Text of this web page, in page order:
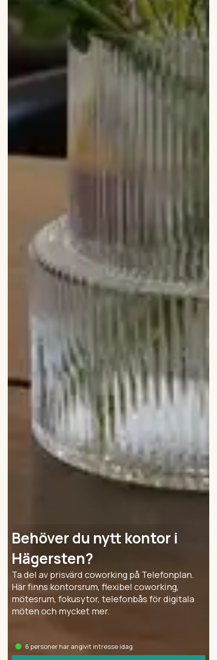
Behöver du nytt kontor i
Hägersten?
Ta del av prisvärd coworking på Telefonplan.
Här finns kontorsrum, flexibel coworking,
mötesrum, fokusytor, telefonbås för digitala
möten och mycket mer.
6 personer har angivit intresse idag